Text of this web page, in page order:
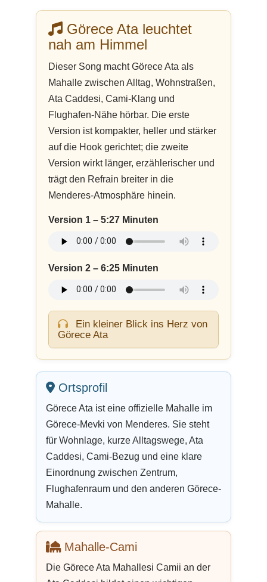
Görece Ata leuchtet
nah am Himmel
Dieser Song macht Görece Ata als
Mahalle zwischen Alltag, Wohnstraßen,
Ata Caddesi, Cami-Klang und
Flughafen-Nähe hörbar. Die erste
Version ist kompakter, heller und stärker
auf die Hook gerichtet; die zweite
Version wirkt länger, erzählerischer und
trägt den Refrain breiter in die
Menderes-Atmosphäre hinein.
Version 1 – 5:27 Minuten
Version 2 – 6:25 Minuten
Ein kleiner Blick ins Herz von
Görece Ata
Ortsprofil
Görece Ata ist eine offizielle Mahalle im
Görece-Mevki von Menderes. Sie steht
für Wohnlage, kurze Alltagswege, Ata
Caddesi, Cami-Bezug und eine klare
Einordnung zwischen Zentrum,
Flughafenraum und den anderen Görece-
Mahalle.
Mahalle-Cami
Die Görece Ata Mahallesi Camii an der